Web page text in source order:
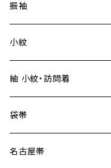
振袖
小紋
紬 小紋・訪問着
大島紬
袋帯
名古屋帯